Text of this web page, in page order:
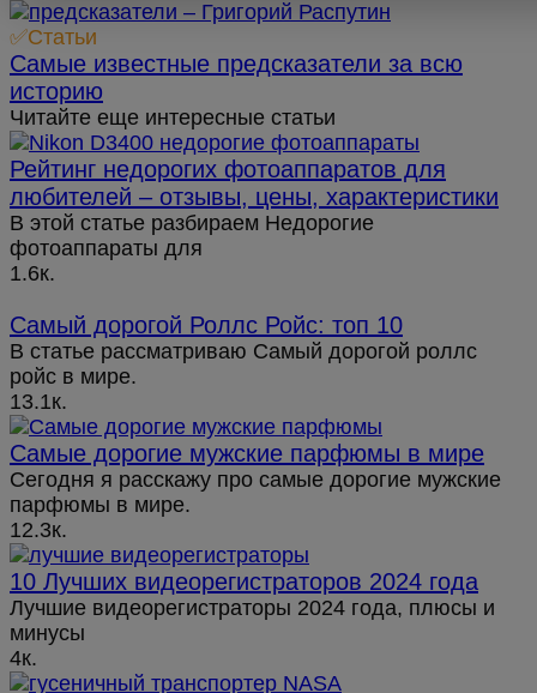
✅Статьи
Самые известные предсказатели за всю
историю
Читайте еще интересные статьи
Рейтинг недорогих фотоаппаратов для
любителей – отзывы, цены, характеристики
В этой статье разбираем Недорогие
фотоаппараты для
1.6к.
Самый дорогой Роллс Ройс: топ 10
В статье рассматриваю Самый дорогой роллс
ройс в мире.
13.1к.
Cамые дорогие мужские парфюмы в мире
Сегодня я расскажу про самые дорогие мужские
парфюмы в мире.
12.3к.
10 Лучших видеорегистраторов 2024 года
Лучшие видеорегистраторы 2024 года, плюсы и
минусы
4к.